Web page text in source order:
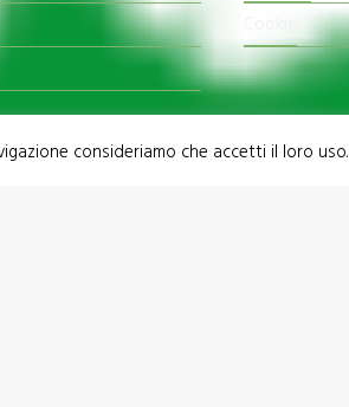
consideriamo che accetti il loro uso.